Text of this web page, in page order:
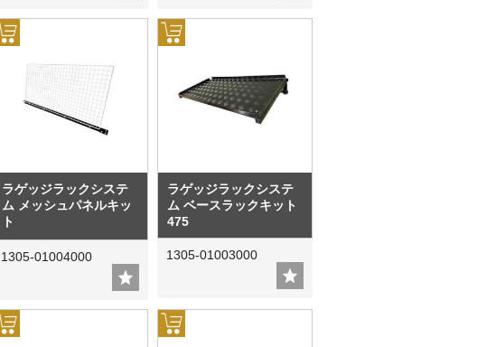
ラゲッジラックシステ
ム メッシュパネルキッ
ト
1305-01004000
ラゲッジラックシステ
ム ベースラックキット
475
1305-01003000